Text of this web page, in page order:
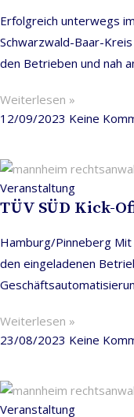
Erfolgreich unterwegs
Schwarzwald-Baar-
den Betrieben und nah
Weiterlesen »
12/09/2023 Keine
Veranstaltung
TÜV SÜD Kick-
Hamburg/Pinneberg
den eingeladenen
Weiterlesen »
23/08/2023 Keine
Veranstaltung